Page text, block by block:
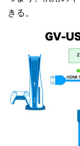
きる。